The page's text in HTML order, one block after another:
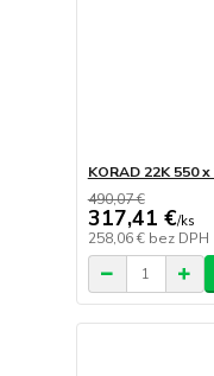
KORAD 22K 550
490,07 €
317,41 €/ks
258,06 € bez DPH